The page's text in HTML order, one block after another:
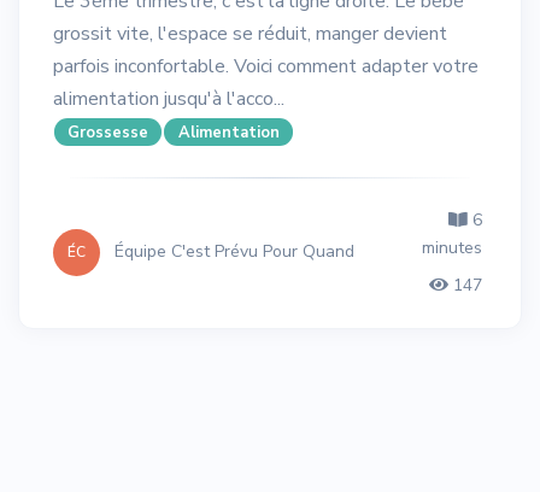
grossit vite, l'espace se réduit, manger devient
parfois inconfortable. Voici comment adapter votre
alimentation jusqu'à l'acco...
Grossesse Alimentation
ÉC Équipe C'est Prévu Pour Quand
6
minutes
147